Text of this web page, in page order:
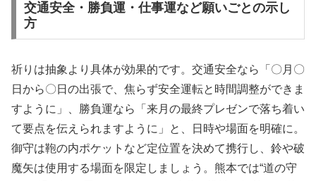
交通安全・勝負運・仕事運など願いごとの示し
方
祈りは抽象より具体が効果的です。交通安全なら「〇月〇
日から〇日の出張で、焦らず安全運転と時間調整ができま
すように」、勝負運なら「来月の最終プレゼンで落ち着い
て要点を伝えられますように」と、日時や場面を明確に。
御守は鞄の内ポケットなど定位置を決めて携行し、鈴や破
魔矢は使用する場面を限定しましょう。熊本では“道の守